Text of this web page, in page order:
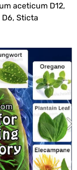
aceticum D12,
Sticta